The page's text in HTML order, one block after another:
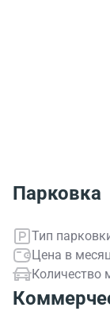
Парковка
Тип
Цена в
Количество